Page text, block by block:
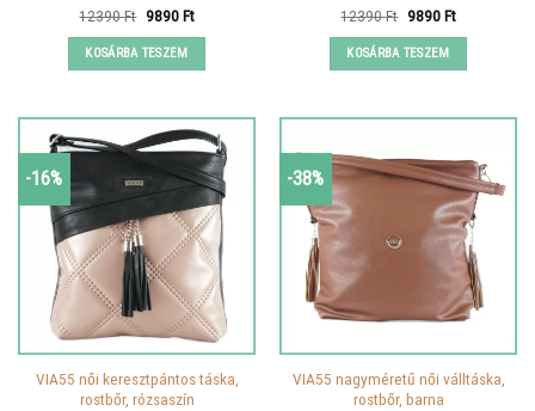
12390Ft Original
was:
12390 Ft.
9890FtCurrent
KOSÁRBA TESZEM
12390Ft Original
was:
12390 Ft.
9890FtCurrent
KOSÁRBA TESZEM
-16%
VIA55 női keresztpántos táska,
rostbőr, rózsaszín
-38%
VIA55 nagyméretű női válltáska,
rostbőr, barna